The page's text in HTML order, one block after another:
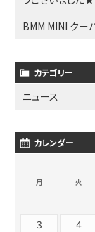
BMM MINI クー
カテゴリー
ニュース
カレンダー
月 火
3
4